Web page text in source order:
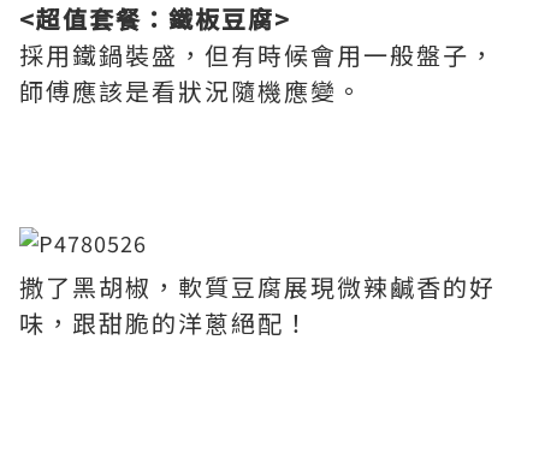
<超值套餐：鐵板豆腐>
採用鐵鍋裝盛，但有時候會用一般盤子，
師傅應該是看狀況隨機應變。
撒了黑胡椒，軟質豆腐展現微辣鹹香的好
味，跟甜脆的洋蔥絕配！